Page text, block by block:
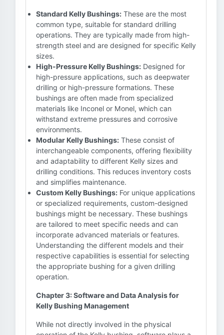
Standard Kelly Bushings: These are the most
common type, suitable for standard drilling
operations. They are typically made from high-
strength steel and are designed for specific Kelly
sizes.
High-Pressure Kelly Bushings: Designed for
high-pressure applications, such as deepwater
drilling or high-pressure formations. These
bushings are often made from specialized
materials like Inconel or Monel, which can
withstand extreme pressures and corrosive
environments.
Modular Kelly Bushings: These consist of
interchangeable components, offering flexibility
and adaptability to different Kelly sizes and
drilling conditions. This reduces inventory costs
and simplifies maintenance.
Custom Kelly Bushings: For unique applications
or specialized requirements, custom-designed
bushings might be necessary. These bushings
are tailored to meet specific needs and can
incorporate advanced materials or features.
Understanding the different models and their
respective capabilities is essential for selecting
the appropriate bushing for a given drilling
operation.
Chapter 3: Software and Data Analysis for
Kelly Bushing Management
While not directly involved in the physical